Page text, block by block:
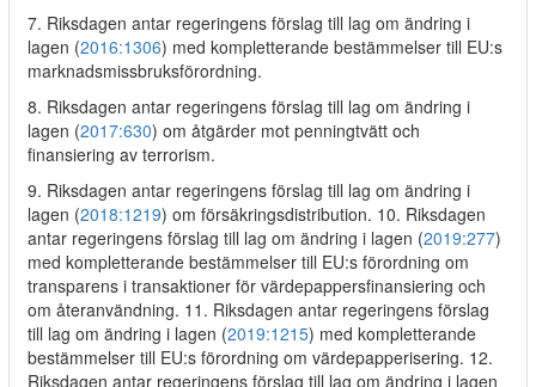
7. Riksdagen antar regeringens förslag till lag om ändring i
lagen (2016:1306) med kompletterande bestämmelser till EU:s
marknadsmissbruksförordning.
8. Riksdagen antar regeringens förslag till lag om ändring i
lagen (2017:630) om åtgärder mot penningtvätt och
finansiering av terrorism.
9. Riksdagen antar regeringens förslag till lag om ändring i
lagen (2018:1219) om försäkringsdistribution. 10. Riksdagen
antar regeringens förslag till lag om ändring i lagen (2019:277)
med kompletterande bestämmelser till EU:s förordning om
transparens i transaktioner för värdepappersfinansiering och
om återanvändning. 11. Riksdagen antar regeringens förslag
till lag om ändring i lagen (2019:1215) med kompletterande
bestämmelser till EU:s förordning om värdepapperisering. 12.
Riksdagen antar regeringens förslag till lag om ändring i lagen